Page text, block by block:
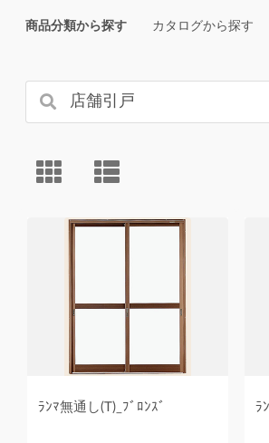
商品分類から探す カタログから探す
ﾗﾝﾏ無通し(T)_ﾌﾞﾛﾝｽﾞ ﾗ